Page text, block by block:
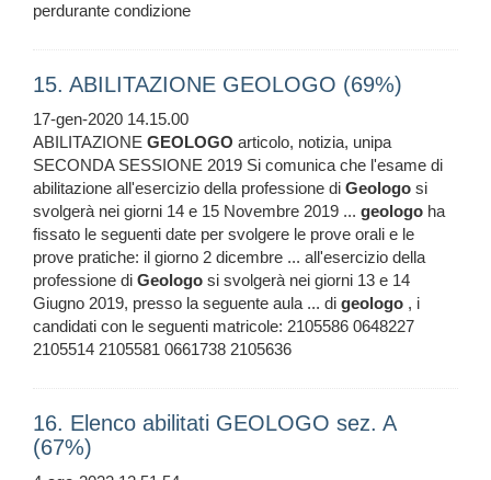
perdurante condizione
15. ABILITAZIONE GEOLOGO (69%)
17-gen-2020 14.15.00
ABILITAZIONE GEOLOGO articolo, notizia, unipa
SECONDA SESSIONE 2019 Si comunica che l'esame di
abilitazione all'esercizio della professione di Geologo si
svolgerà nei giorni 14 e 15 Novembre 2019 ... geologo ha
fissato le seguenti date per svolgere le prove orali e le
prove pratiche: il giorno 2 dicembre ... all'esercizio della
professione di Geologo si svolgerà nei giorni 13 e 14
Giugno 2019, presso la seguente aula ... di geologo , i
candidati con le seguenti matricole: 2105586 0648227
2105514 2105581 0661738 2105636
16. Elenco abilitati GEOLOGO sez. A
(67%)